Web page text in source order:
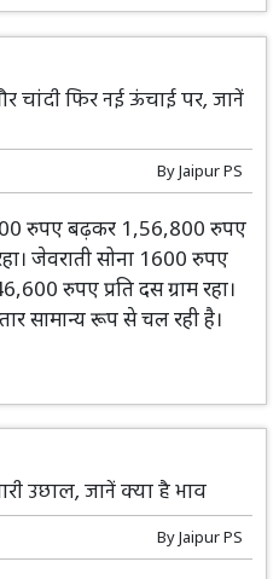
चांदी फिर नई ऊंचाई पर, जानें
ByJaipur PS
रुपए बढ़कर 1,56,800 रुपए
जेवराती सोना 1600 रुपए
रुपए प्रति दस ग्राम रहा।
सामान्य रूप से चल रही है।
उछाल, जानें क्या है भाव
ByJaipur PS